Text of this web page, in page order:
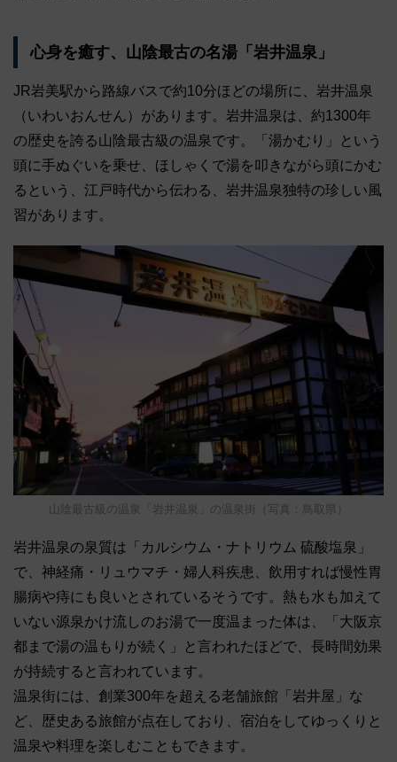
心身を癒す、山陰最古の名湯「岩井温泉」
JR岩美駅から路線バスで約10分ほどの場所に、岩井温泉
（いわいおんせん）があります。岩井温泉は、約1300年
の歴史を誇る山陰最古級の温泉です。「湯かむり」という
頭に手ぬぐいを乗せ、ほしゃくで湯を叩きながら頭にかむ
るという、江戸時代から伝わる、岩井温泉独特の珍しい風
習があります。
山陰最古級の温泉「岩井温泉」の温泉街（写真：鳥取県）
岩井温泉の泉質は「カルシウム・ナトリウム 硫酸塩泉」
で、神経痛・リュウマチ・婦人科疾患、飲用すれば慢性胃
腸病や痔にも良いとされているそうです。熱も水も加えて
いない源泉かけ流しのお湯で一度温まった体は、「大阪京
都まで湯の温もりが続く」と言われたほどで、長時間効果
が持続すると言われています。
温泉街には、創業300年を超える老舗旅館「岩井屋」な
ど、歴史ある旅館が点在しており、宿泊をしてゆっくりと
温泉や料理を楽しむこともできます。